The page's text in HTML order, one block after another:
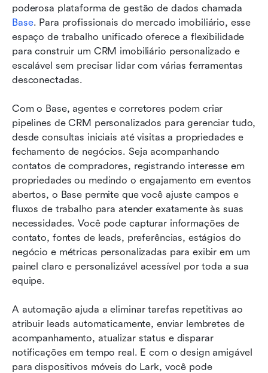
Base. Para profissionais do mercado imobiliário, esse
espaço de trabalho unificado oferece a flexibilidade
para construir um CRM imobiliário personalizado e
escalável sem precisar lidar com várias ferramentas
desconectadas.
Com o Base, agentes e corretores podem criar
pipelines de CRM personalizados para gerenciar tudo,
desde consultas iniciais até visitas a propriedades e
fechamento de negócios. Seja acompanhando
contatos de compradores, registrando interesse em
propriedades ou medindo o engajamento em eventos
abertos, o Base permite que você ajuste campos e
fluxos de trabalho para atender exatamente às suas
necessidades. Você pode capturar informações de
contato, fontes de leads, preferências, estágios do
negócio e métricas personalizadas para exibir em um
painel claro e personalizável acessível por toda a sua
equipe.
A automação ajuda a eliminar tarefas repetitivas ao
atribuir leads automaticamente, enviar lembretes de
acompanhamento, atualizar status e disparar
notificações em tempo real. E com o design amigável
para dispositivos móveis do Lark, você pode